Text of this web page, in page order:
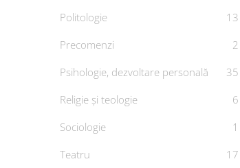
Politologie
13
Precomenzi
2
Psihologie, dezvoltare personală
35
Religie și teologie
6
Sociologie
1
Teatru
17